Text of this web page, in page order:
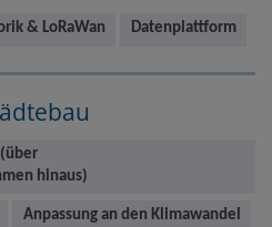
& LoRaWan Datenplattform
hinaus)
Anpassung an den Klimawandel